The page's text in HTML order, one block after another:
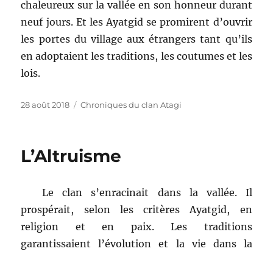
chaleureux sur la vallée en son honneur durant
neuf jours. Et les Ayatgid se promirent d’ouvrir
les portes du village aux étrangers tant qu’ils
en adoptaient les traditions, les coutumes et les
lois.
Publié
28 août 2018 Catégories
Chroniques du clan Atagi
L’Altruisme
Le clan s’enracinait dans la vallée. Il
prospérait, selon les critères Ayatgid, en
religion et en paix. Les traditions
garantissaient l’évolution et la vie dans la